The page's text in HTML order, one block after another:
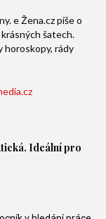
e Žena.cz píše o
šatech.
horoskopy, rády
Ideální pro